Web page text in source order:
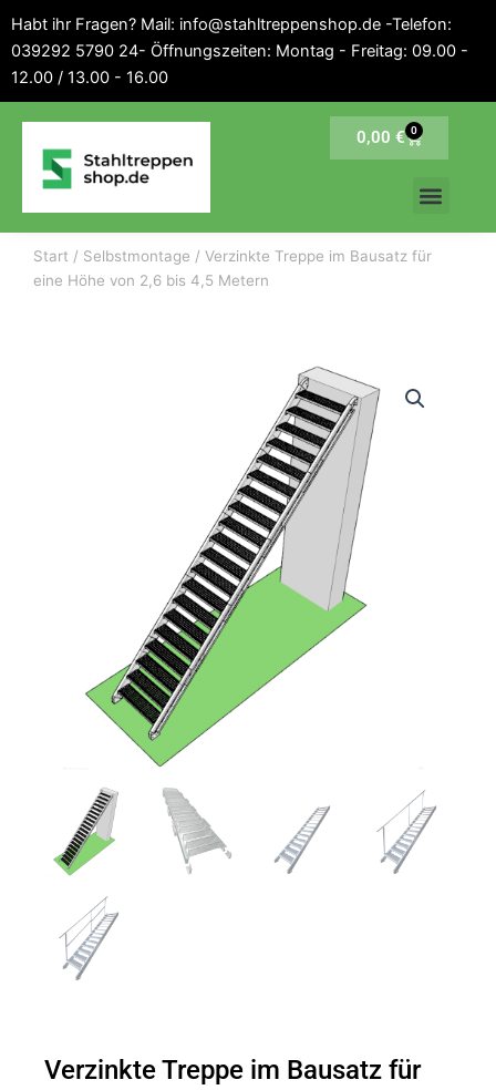
springen
Habt ihr Fragen? Mail: info@stahltreppenshop.de -Telefon:
039292 5790 24- Öffnungszeiten: Montag - Freitag: 09.00 -
12.00 / 13.00 - 16.00
0,00 € 0
Warenkorb
Start / Selbstmontage / Verzinkte Treppe im Bausatz für
eine Höhe von 2,6 bis 4,5 Metern
Verzinkte Treppe im Bausatz für